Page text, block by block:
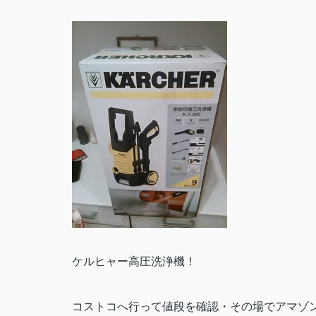
ケルヒャー高圧洗浄機！
コストコへ行って値段を確認・その場でアマゾ